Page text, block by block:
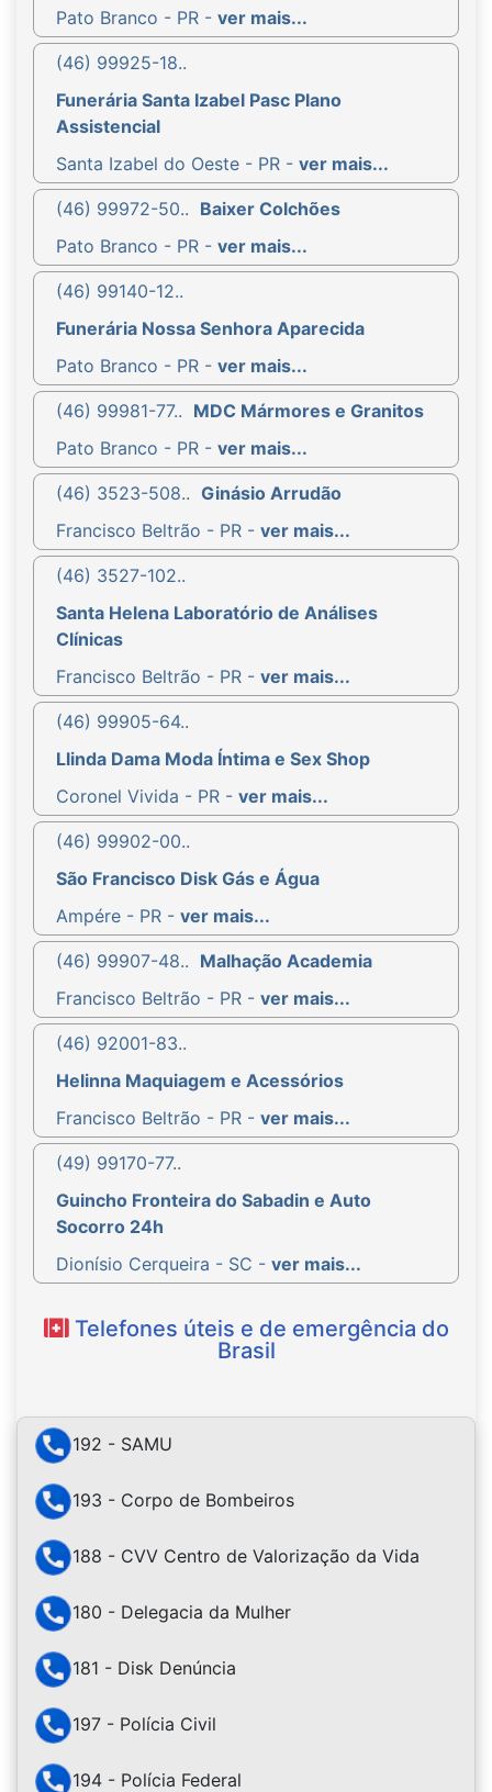
Pato Branco - PR - ver mais...
(46) 99925-18..
Funerária Santa Izabel Pasc Plano
Assistencial
Santa Izabel do Oeste - PR - ver mais...
(46) 99972-50.. Baixer Colchões
Pato Branco - PR - ver mais...
(46) 99140-12..
Funerária Nossa Senhora Aparecida
Pato Branco - PR - ver mais...
(46) 99981-77.. MDC Mármores e Granitos
Pato Branco - PR - ver mais...
(46) 3523-508.. Ginásio Arrudão
Francisco Beltrão - PR - ver mais...
(46) 3527-102..
Santa Helena Laboratório de Análises
Clínicas
Francisco Beltrão - PR - ver mais...
(46) 99905-64..
Llinda Dama Moda Íntima e Sex Shop
Coronel Vivida - PR - ver mais...
(46) 99902-00..
São Francisco Disk Gás e Água
Ampére - PR - ver mais...
(46) 99907-48.. Malhação Academia
Francisco Beltrão - PR - ver mais...
(46) 92001-83..
Helinna Maquiagem e Acessórios
Francisco Beltrão - PR - ver mais...
(49) 99170-77..
Guincho Fronteira do Sabadin e Auto
Socorro 24h
Dionísio Cerqueira - SC - ver mais...
Telefones úteis e de emergência do
Brasil
192 - SAMU
193 - Corpo de Bombeiros
188 - CVV Centro de Valorização da Vida
180 - Delegacia da Mulher
181 - Disk Denúncia
197 - Polícia Civil
194 - Polícia Federal